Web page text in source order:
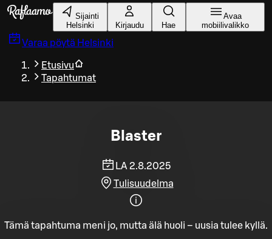
Siirry pääsisältöön
Sijainti
Helsinki
Kirjaudu Hae
Avaa
mobiilivalikko
Varaa pöytä Helsinki
Etusivu
Tapahtumat
Blaster
LA 2.8.2025
Tulisuudelma
Tämä tapahtuma meni jo, mutta älä huoli – uusia tulee kyllä.